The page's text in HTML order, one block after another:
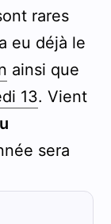
rares
eu déjà le
ainsi que
13. Vient
sera